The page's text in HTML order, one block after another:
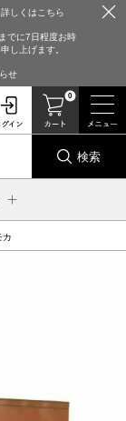
しくはこちら
でに7日程度お時
し上げます。
せ
0
検索